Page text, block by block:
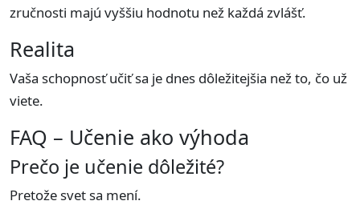
zručnosti majú vyššiu hodnotu než každá zvlášť.
Realita
Vaša schopnosť učiť sa je dnes dôležitejšia než to, čo už
viete.
FAQ – Učenie ako výhoda
Prečo je učenie dôležité?
Pretože svet sa mení.